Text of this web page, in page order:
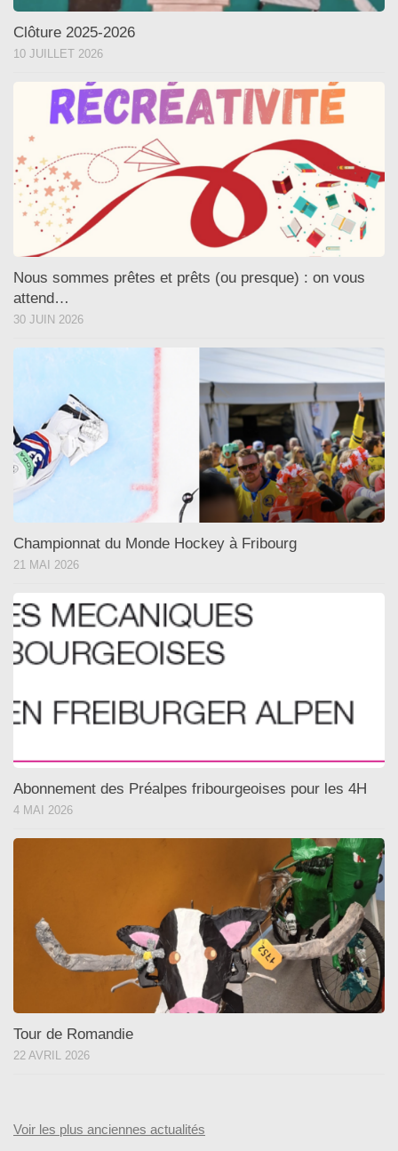
Clôture 2025-2026
10 JUILLET 2026
Nous sommes prêtes et prêts (ou presque) : on vous
attend…
30 JUIN 2026
Championnat du Monde Hockey à Fribourg
21 MAI 2026
Abonnement des Préalpes fribourgeoises pour les 4H
4 MAI 2026
Tour de Romandie
22 AVRIL 2026
Voir les plus anciennes actualités